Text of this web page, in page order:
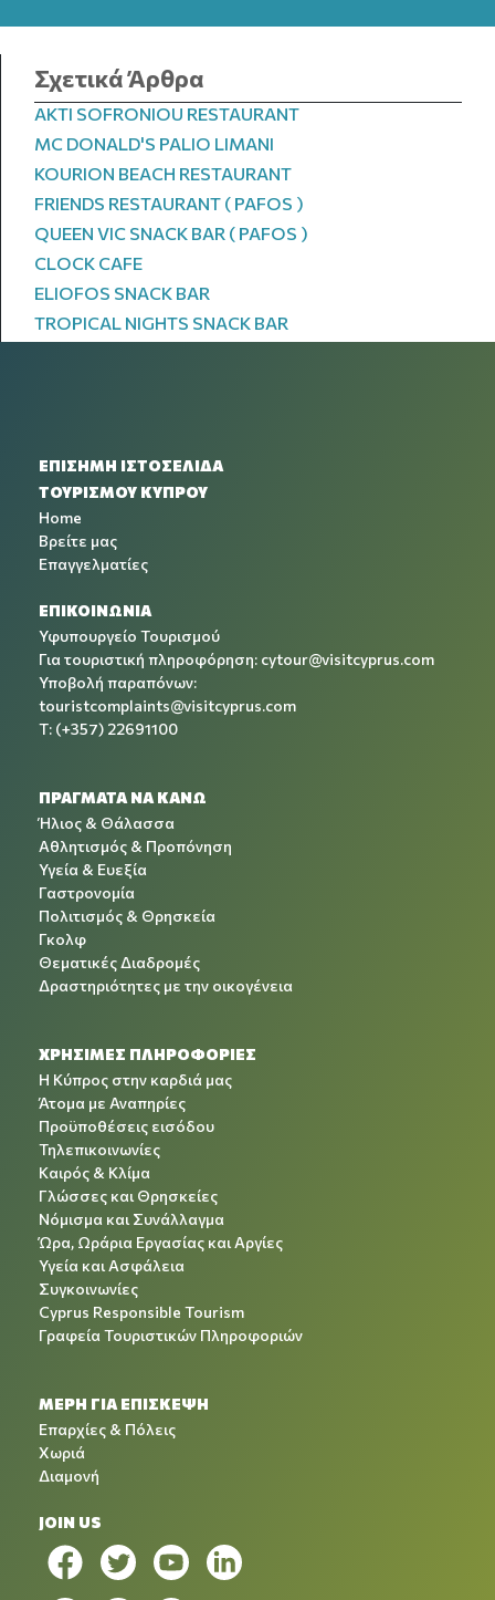
Σχετικά Άρθρα
AKTI SOFRONIOU RESTAURANT
MC DONALD'S PALIO LIMANI
KOURION BEACH RESTAURANT
FRIENDS RESTAURANT ( PAFOS )
QUEEN VIC SNACK BAR ( PAFOS )
CLOCK CAFE
ELIOFOS SNACK BAR
TROPICAL NIGHTS SNACK BAR
ΕΠΙΣΗΜΗ ΙΣΤΟΣΕΛΙΔΑ
ΤΟΥΡΙΣΜΟΥ ΚΥΠΡΟΥ
Home
Βρείτε μας
Επαγγελματίες
ΕΠΙΚΟΙΝΩΝΙΑ
Υφυπουργείο Τουρισμού
Για τουριστική πληροφόρηση: cytour@visitcyprus.com
Υποβολή παραπόνων:
touristcomplaints@visitcyprus.com
T: (+357) 22691100
ΠΡΑΓΜΑΤΑ ΝΑ ΚΑΝΩ
Ήλιος & Θάλασσα
Αθλητισμός & Προπόνηση
Υγεία & Ευεξία
Γαστρονομία
Πολιτισμός & Θρησκεία
Γκολφ
Θεματικές Διαδρομές
Δραστηριότητες με την οικογένεια
ΧΡΉΣΙΜΕΣ ΠΛΗΡΟΦΟΡΊΕΣ
Η Κύπρος στην καρδιά μας
Άτομα με Αναπηρίες
Προϋποθέσεις εισόδου
Τηλεπικοινωνίες
Καιρός & Κλίμα
Γλώσσες και Θρησκείες
Νόμισμα και Συνάλλαγμα
Ώρα, Ωράρια Εργασίας και Αργίες
Υγεία και Ασφάλεια
Συγκοινωνίες
Cyprus Responsible Tourism
Γραφεία Τουριστικών Πληροφοριών
ΜΕΡΗ ΓΙΑ ΕΠΙΣΚΕΨΗ
Επαρχίες & Πόλεις
Χωριά
Διαμονή
JOIN US